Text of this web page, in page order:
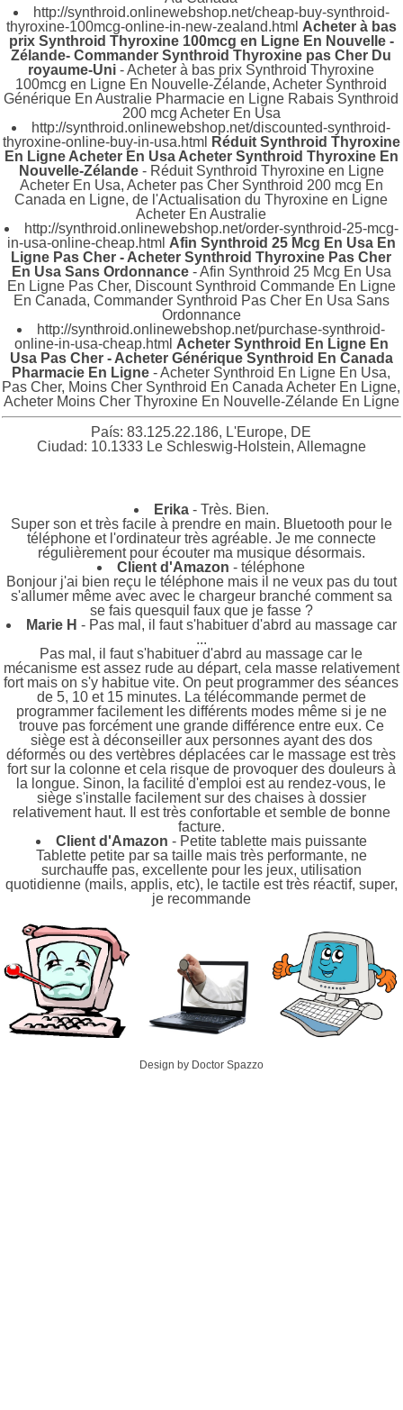
http://synthroid.onlinewebshop.net/cheap-buy-synthroid-
thyroxine-100mcg-online-in-new-zealand.html Acheter à bas
prix Synthroid Thyroxine 100mcg en Ligne En Nouvelle -
Zélande- Commander Synthroid Thyroxine pas Cher Du
royaume-Uni - Acheter à bas prix Synthroid Thyroxine
100mcg en Ligne En Nouvelle-Zélande, Acheter Synthroid
Générique En Australie Pharmacie en Ligne Rabais Synthroid
200 mcg Acheter En Usa
http://synthroid.onlinewebshop.net/discounted-synthroid-
thyroxine-online-buy-in-usa.html
Réduit Synthroid Thyroxine
En Ligne Acheter En Usa Acheter Synthroid Thyroxine En
Nouvelle-Zélande- Réduit Synthroid Thyroxine en Ligne
Acheter En Usa, Acheter pas Cher Synthroid 200 mcg En
Canada en Ligne, de l'Actualisation du Thyroxine en Ligne
Acheter En Australie
http://synthroid.onlinewebshop.net/order-synthroid-25-mcg-
in-usa-online-cheap.html Afin Synthroid 25 Mcg En Usa En
Ligne Pas Cher - Acheter Synthroid Thyroxine Pas Cher
En Usa Sans Ordonnance- Afin Synthroid 25 Mcg En Usa
En Ligne Pas Cher, Discount Synthroid Commande En Ligne
En Canada, Commander Synthroid Pas Cher En Usa Sans
Ordonnance
http://synthroid.onlinewebshop.net/purchase-synthroid-
online-in-usa-cheap.html Acheter Synthroid En Ligne En
Usa Pas Cher - Acheter Générique Synthroid En Canada
Pharmacie En Ligne - Acheter Synthroid En Ligne En Usa,
Pas Cher, Moins Cher Synthroid En Canada Acheter En Ligne,
Acheter Moins Cher Thyroxine En Nouvelle-Zélande En Ligne
País: 83.125.22.186, L'Europe, DE
Ciudad: 10.1333 Le Schleswig-Holstein, Allemagne
Erika- Très. Bien.
Super son et très facile à prendre en main. Bluetooth pour le
téléphone et l'ordinateur très agréable. Je me connecte
régulièrement pour écouter ma musique désormais.
Client d'Amazon - téléphone
Bonjour j'ai bien reçu le téléphone mais il ne veux pas du tout
s'allumer même avec avec le chargeur branché comment sa
se fais quesquil faux que je fasse ?
Marie H - Pas mal, il faut s'habituer d'abrd au massage car
...
Pas mal, il faut s'habituer d'abrd au massage car le
mécanisme est assez rude au départ, cela masse relativement
fort mais on s'y habitue vite. On peut programmer des séances
de 5, 10 et 15 minutes. La télécommande permet de
programmer facilement les différents modes même si je ne
trouve pas forcément une grande différence entre eux. Ce
siège est à déconseiller aux personnes ayant des dos
déformés ou des vertèbres déplacées car le massage est très
fort sur la colonne et cela risque de provoquer des douleurs à
la longue. Sinon, la facilité d'emploi est au rendez-vous, le
siège s'installe facilement sur des chaises à dossier
relativement haut. Il est très confortable et semble de bonne
facture.
Client d'Amazon - Petite tablette mais puissante
Tablette petite par sa taille mais très performante, ne
surchauffe pas, excellente pour les jeux, utilisation
quotidienne (mails, applis, etc), le tactile est très réactif, super,
je recommande
Design by Doctor Spazzo